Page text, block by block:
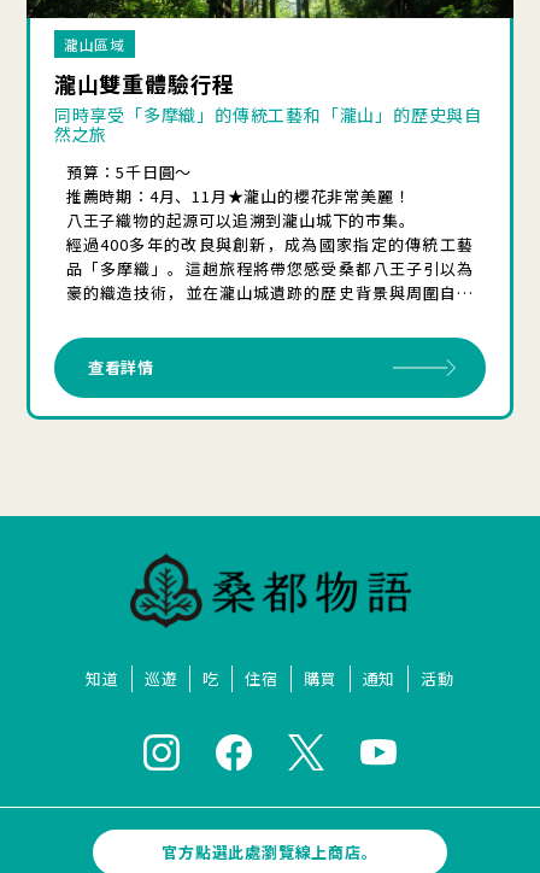
瀧山區域
瀧山雙重體驗行程
同時享受「多摩織」的傳統工藝和「瀧山」的歷史與自
然之旅
預算：5千日圓～
推薦時期：4月、11月★瀧山的櫻花非常美麗！
八王子織物的起源可以追溯到瀧山城下的市集。
經過400多年的改良與創新，成為國家指定的傳統工藝
品「多摩織」。這趟旅程將帶您感受桑都八王子引以為
豪的織造技術，並在瀧山城遺跡的歷史背景與周圍自然
查看詳情
知道 巡遊 吃 住宿 購買 通知 活動
官方點選此處瀏覽線上商店。